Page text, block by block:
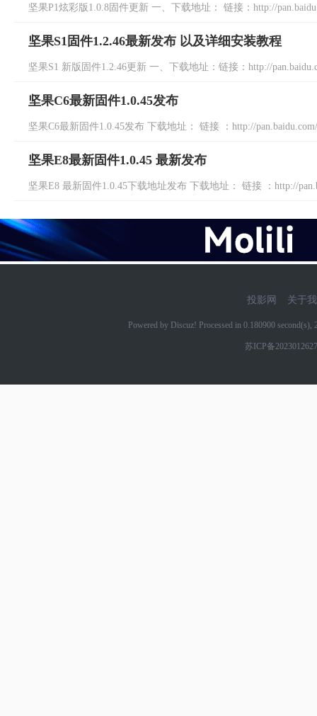
坚果P1炫彩版1.0.8固件更新 一、下载地址： 链接：http://
坚果S1固件1.2.46最新发布 以及详细安装教程
坚果S1 新版固件1.2.46更新 一、下载地址：链接：http://
坚果C6最新固件1.0.45发布
坚果C6最新固件1.0.45发布 下载地址： 链接 ：http://
坚果E8最新固件1.0.45 最新发布
坚果E8 最新固件1.0.45下载地址发布 下载地址： 链接 ：http://
投影网 关于
Powered by Discuz! Processed in 0.180900
苏ICP备